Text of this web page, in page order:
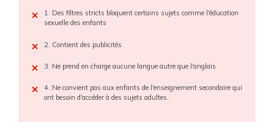
1. Des filtres stricts bloquent certains sujets comme l'éducation
sexuelle des enfants
2. Contient des publicités
3. Ne prend en charge aucune langue autre que l'anglais
4. Ne convient pas aux enfants de l'enseignement secondaire qui
ont besoin d'accéder à des sujets adultes.